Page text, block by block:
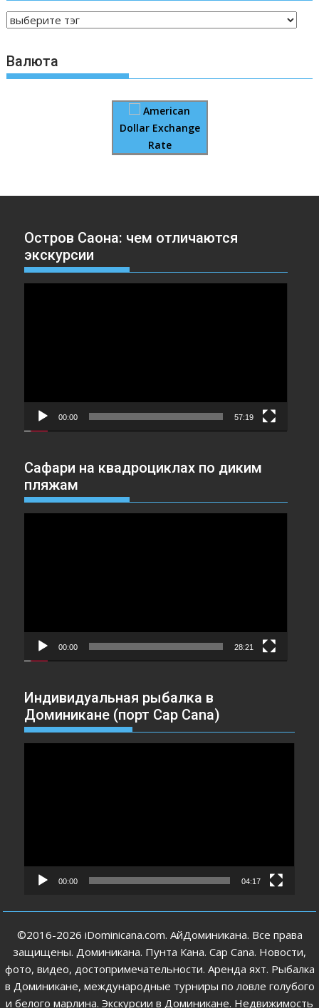
Валюта
American
Dollar Exchange
Rate
Остров Саона: чем отличаются
экскурсии
00:00 57:19
Сафари на квадроциклах по диким
пляжам
00:00 28:21
Индивидуальная рыбалка в
Доминикане (порт Cap Cana)
00:00 04:17
©2016-2026 iDominicana.com. АйДоминикана. Все права
защищены. Доминикана. Пунта Кана. Cap Cana. Новости,
фото, видео, достопримечательности. Аренда яхт. Рыбалка
в Доминикане, международные турниры по ловле голубого
и белого марлина. Экскурсии в Доминикане. Недвижимость